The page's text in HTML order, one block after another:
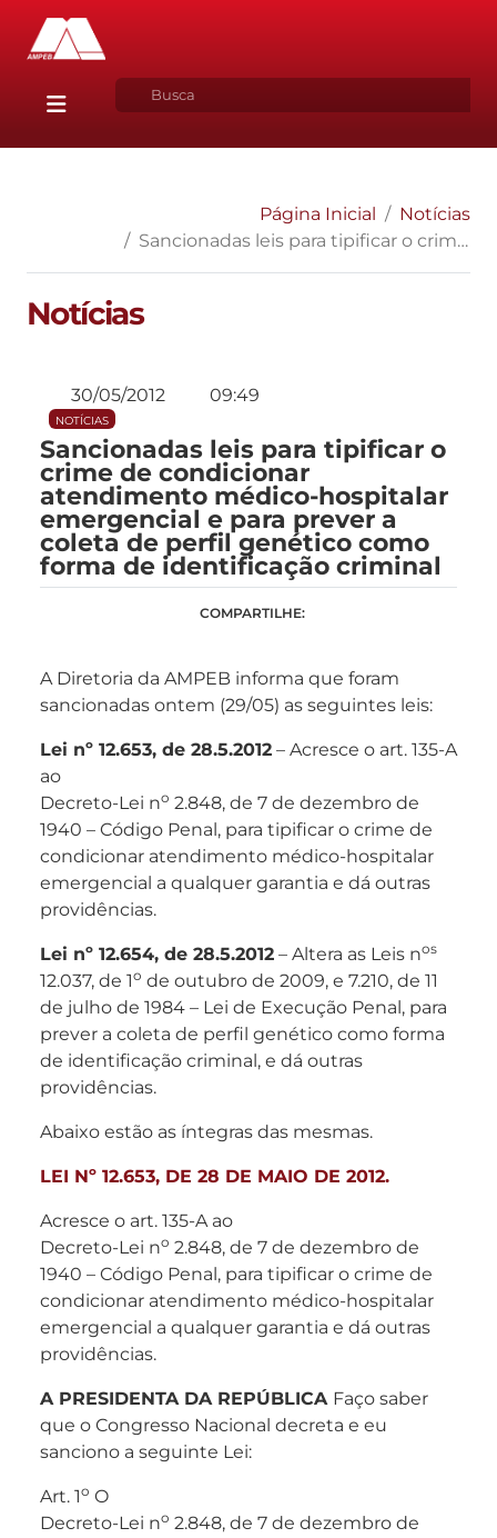
Página Inicial
Notícias
Sancionadas leis para tipificar o crime de condicionar atendimento médico-hospitalar emergencial e para prever a coleta de perfil genético como forma de identificação criminal
Notícias
30/05/2012 09:49
NOTÍCIAS
Sancionadas leis para tipificar o
crime de condicionar
atendimento médico-hospitalar
emergencial e para prever a
coleta de perfil genético como
forma de identificação criminal
COMPARTILHE:
A Diretoria da AMPEB informa que foram
sancionadas ontem (29/05) as seguintes leis:
Lei nº 12.653, de 28.5.2012 – Acresce o art. 135-A
ao
Decreto-Lei no 2.848, de 7 de dezembro de
1940 – Código Penal, para tipificar o crime de
condicionar atendimento médico-hospitalar
emergencial a qualquer garantia e dá outras
providências.
Lei nº 12.654, de 28.5.2012 – Altera as Leis nos
12.037, de 1o de outubro de 2009, e 7.210, de 11
de julho de 1984 – Lei de Execução Penal, para
prever a coleta de perfil genético como forma
de identificação criminal, e dá outras
providências.
Abaixo estão as íntegras das mesmas.
LEI Nº 12.653, DE 28 DE MAIO DE 2012.
Acresce o art. 135-A ao
Decreto-Lei no 2.848, de 7 de dezembro de
1940 – Código Penal, para tipificar o crime de
condicionar atendimento médico-hospitalar
emergencial a qualquer garantia e dá outras
providências.
A PRESIDENTA DA REPÚBLICA Faço saber
que o Congresso Nacional decreta e eu
sanciono a seguinte Lei:
Art. 1o O
Decreto-Lei no 2.848, de 7 de dezembro de